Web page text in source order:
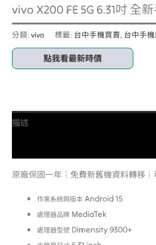
vivo X200 FE 5G 6.31吋 全
分類: vivo 標籤: 台中手機買賣, 台中手機
點我看最新時價
描述
原廠保固一年｜免費新舊機資料轉移
作業系統與版本 Android 15
處理器品牌 MediaTek
處理器型號 Dimensity 9300+